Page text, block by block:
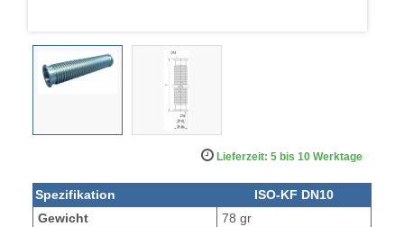
Lieferzeit: 5 bis 10 Werktage
Spezifikation
ISO-KF DN10
Gewicht
78 gr